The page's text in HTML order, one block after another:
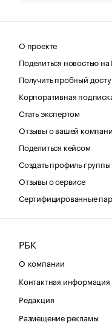
О проекте
Поделиться новостью
Получить пробный
Корпоративная
Стать экспертом
Отзывы о вашей
Поделиться кейсом
Создать профиль
Отзывы о сервисе
Сертифицированные
РБК
О компании
Контактная информация
Редакция
Размещение рекламы